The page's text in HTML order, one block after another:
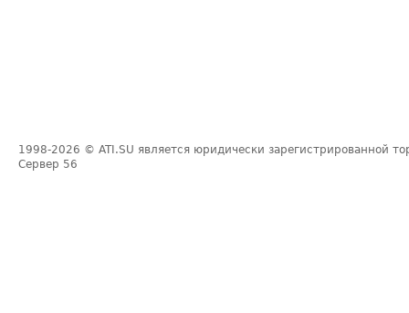
1998-2026 © ATI.SU является юридически зарегистрированной
Сервер 56